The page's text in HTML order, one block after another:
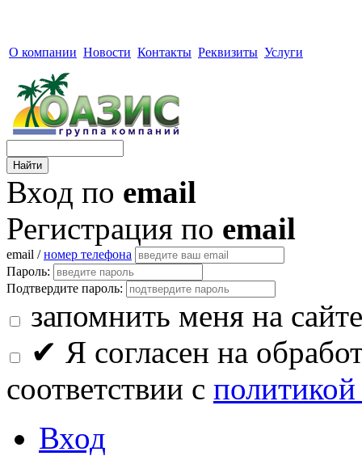
О компании Новости Контакты Реквизиты Услуги
Вход по email
Регистрация по email
email /номер телефона
Пароль:
Подтвердите пароль:
запомнить меня на сайте
✔ Я согласен на
соответствии с
Вход